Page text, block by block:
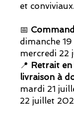
et
📅
dimanche
mercredi 22
📍 Retrait
livraison à
mardi 21
22 juillet